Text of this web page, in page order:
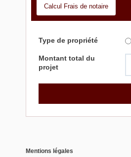
Calcul Frais de notaire
Mentions légales